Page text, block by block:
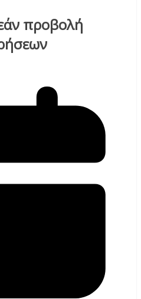
προβολή